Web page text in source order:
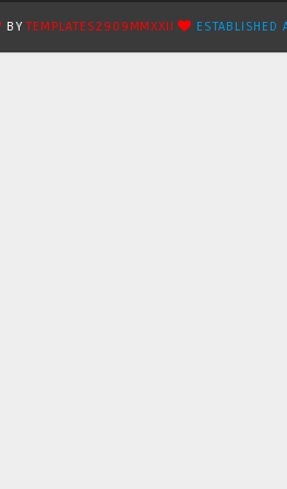
BYTEMPLATES2909MMXXII ESTABLISHED